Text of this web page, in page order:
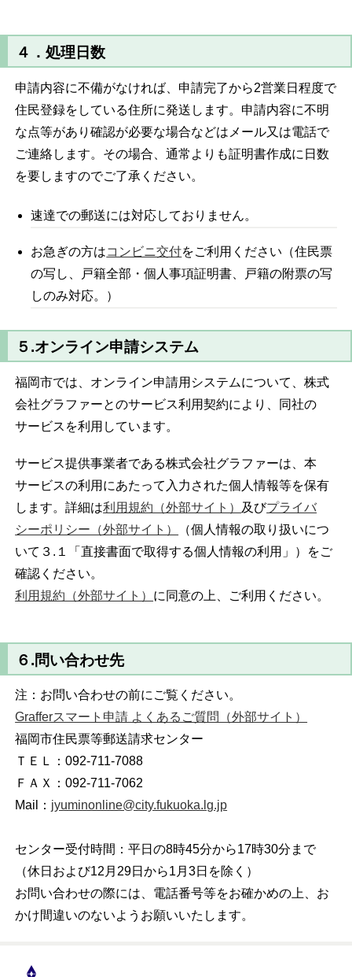
４．処理日数
申請内容に不備がなければ、申請完了から2営業日程度で
住民登録をしている住所に発送します。申請内容に不明
な点等があり確認が必要な場合などはメール又は電話で
ご連絡します。その場合、通常よりも証明書作成に日数
を要しますのでご了承ください。
速達での郵送には対応しておりません。
お急ぎの方はコンビニ交付をご利用ください（住民票
の写し、戸籍全部・個人事項証明書、戸籍の附票の写
しのみ対応。）
５.オンライン申請システム
福岡市では、オンライン申請用システムについて、株式
会社グラファーとのサービス利用契約により、同社の
サービスを利用しています。
サービス提供事業者である株式会社グラファーは、本
サービスの利用にあたって入力された個人情報等を保有
します。詳細は利用規約（外部サイト） 及びプライバ
シーポリシー（外部サイト）
（個人情報の取り扱いにつ
いて３.１「直接書面で取得する個人情報の利用」）をご
確認ください。
利用規約（外部サイト） に同意の上、ご利用ください。
６.問い合わせ先
注：お問い合わせの前にご覧ください。
Grafferスマート申請 よくあるご質問（外部サイト）
福岡市住民票等郵送請求センター
ＴＥＬ：092-711-7088
ＦＡＸ：092-711-7062
Mail： jyuminonline@city.fukuoka.lg.jp
センター受付時間：平日の8時45分から17時30分まで
（休日および12月29日から1月3日を除く）
お問い合わせの際には、電話番号等をお確かめの上、お
かけ間違いのないようお願いいたします。